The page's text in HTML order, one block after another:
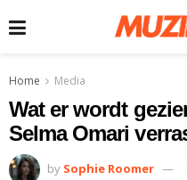
Home Media
Wat er wordt
Selma Omari
by Sophie Roomer